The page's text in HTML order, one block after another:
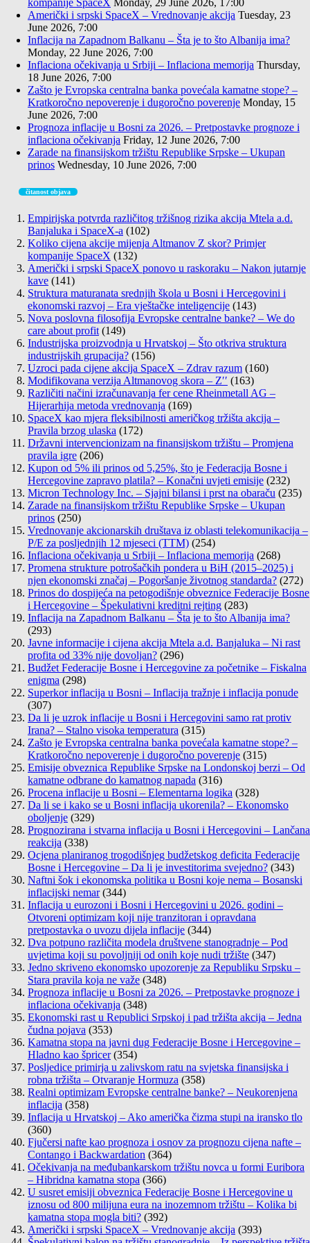
Američki i srpski SpaceX – Vrednovanje akcija Tuesday, 23
June 2026, 7:00
Inflacija na Zapadnom Balkanu – Šta je to što Albanija ima?
Monday, 22 June 2026, 7:00
Inflaciona očekivanja u Srbiji – Inflaciona memorija Thursday,
18 June 2026, 7:00
Zašto je Evropska centralna banka povećala kamatne stope? –
Kratkoročno nepoverenje i dugoročno poverenje Monday, 15
June 2026, 7:00
Prognoza inflacije u Bosni za 2026. – Pretpostavke prognoze i
inflaciona očekivanja Friday, 12 June 2026, 7:00
Zarade na finansijskom tržištu Republike Srpske – Ukupan
prinos Wednesday, 10 June 2026, 7:00
čitanost objava
Empirijska potvrda različitog tržišnog rizika akcija Mtela a.d.
Banjaluka i SpaceX-a (102)
Koliko cijena akcije mijenja Altmanov Z skor? Primjer
kompanije SpaceX (132)
Američki i srpski SpaceX ponovo u raskoraku – Nakon jutarnje
kave (141)
Struktura maturanata srednjih škola u Bosni i Hercegovini i
ekonomski razvoj – Era vještačke inteligencije (143)
Nova poslovna filosofija Evropske centralne banke? – We do
care about profit (149)
Industrijska proizvodnja u Hrvatskoj – Što otkriva struktura
industrijskih grupacija? (156)
Uzroci pada cijene akcija SpaceX – Zdrav razum (160)
Modifikovana verzija Altmanovog skora – Z′′ (163)
Različiti načini izračunavanja fer cene Rheinmetall AG –
Hijerarhija metoda vrednovanja (169)
SpaceX kao mjera fleksibilnosti američkog tržišta akcija –
Pravila brzog ulaska (172)
Državni intervencionizam na finansijskom tržištu – Promjena
pravila igre (206)
Kupon od 5% ili prinos od 5,25%, što je Federacija Bosne i
Hercegovine zapravo platila? – Konačni uvjeti emisije (232)
Micron Technology Inc. – Sjajni bilansi i prst na obaraču (235)
Zarade na finansijskom tržištu Republike Srpske – Ukupan
prinos (250)
Vrednovanje akcionarskih društava iz oblasti telekomunikacija –
P/E za posljednjih 12 mjeseci (TTM) (254)
Inflaciona očekivanja u Srbiji – Inflaciona memorija (268)
Promena strukture potrošačkih pondera u BiH (2015–2025) i
njen ekonomski značaj – Pogoršanje životnog standarda? (272)
Prinos do dospijeća na petogodišnje obveznice Federacije Bosne
i Hercegovine – Špekulativni kreditni rejting (283)
Inflacija na Zapadnom Balkanu – Šta je to što Albanija ima?
(293)
Javne informacije i cijena akcija Mtela a.d. Banjaluka – Ni rast
profita od 33% nije dovoljan? (296)
Budžet Federacije Bosne i Hercegovine za početnike – Fiskalna
enigma (298)
Superkor inflacija u Bosni – Inflacija tražnje i inflacija ponude
(307)
Da li je uzrok inflacije u Bosni i Hercegovini samo rat protiv
Irana? – Stalno visoka temperatura (315)
Zašto je Evropska centralna banka povećala kamatne stope? –
Kratkoročno nepoverenje i dugoročno poverenje (315)
Emisije obveznica Republike Srpske na Londonskoj berzi – Od
kamatne odbrane do kamatnog napada (316)
Procena inflacije u Bosni – Elementarna logika (328)
Da li se i kako se u Bosni inflacija ukorenila? – Ekonomsko
oboljenje (329)
Prognozirana i stvarna inflacija u Bosni i Hercegovini – Lančana
reakcija (338)
Ocjena planiranog trogodišnjeg budžetskog deficita Federacije
Bosne i Hercegovine – Da li je investitorima svejedno? (343)
Naftni šok i ekonomska politika u Bosni koje nema – Bosanski
inflacijski nemar (344)
Inflacija u eurozoni i Bosni i Hercegovini u 2026. godini –
Otvoreni optimizam koji nije tranzitoran i opravdana
pretpostavka o uvozu dijela inflacije (344)
Dva potpuno različita modela društvene stanogradnje – Pod
uvjetima koji su povoljniji od onih koje nudi tržište (347)
Jedno skriveno ekonomsko upozorenje za Republiku Srpsku –
Stara pravila koja ne važe (348)
Prognoza inflacije u Bosni za 2026. – Pretpostavke prognoze i
inflaciona očekivanja (348)
Ekonomski rast u Republici Srpskoj i pad tržišta akcija – Jedna
čudna pojava (353)
Kamatna stopa na javni dug Federacije Bosne i Hercegovine –
Hladno kao špricer (354)
Posljedice primirja u zalivskom ratu na svjetska finansijska i
robna tržišta – Otvaranje Hormuza (358)
Realni optimizam Evropske centralne banke? – Neukorenjena
inflacija (358)
Inflacija u Hrvatskoj – Ako američka čizma stupi na iransko tlo
(360)
Fjučersi nafte kao prognoza i osnov za prognozu cijena nafte –
Contango i Backwardation (364)
Očekivanja na međubankarskom tržištu novca u formi Euribora
– Hibridna kamatna stopa (366)
U susret emisiji obveznica Federacije Bosne i Hercegovine u
iznosu od 800 milijuna eura na inozemnom tržištu – Kolika bi
kamatna stopa mogla biti? (392)
Američki i srpski SpaceX – Vrednovanje akcija (393)